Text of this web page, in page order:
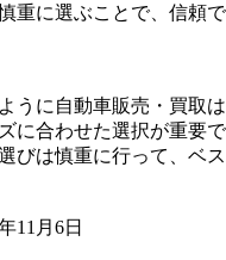
重に選ぶことで、信頼
うに自動車販売・買取
に合わせた選択が重要で
びは慎重に行って、ベ
11月6日